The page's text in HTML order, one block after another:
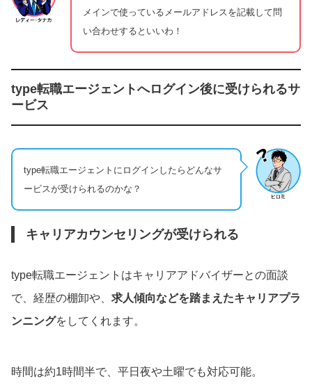
メインで使っているメールアドレスを記載して問
い合わせするといいわ！
type転職エージェントへログイン後に受けられるサ
ービス
type転職エージェントにログインしたらどんなサ
ービスが受けられるのかな？
キャリアカウンセリングが受けられる
type転職エージェントはキャリアアドバイザーとの面談
で、経歴の棚卸や、 求人傾向などを踏まえたキャリアプラ
ンニングをしてくれます。
時間は約1時間半で、平日夜や土曜でも対応可能。